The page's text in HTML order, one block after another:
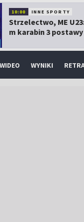
10:00 INNE SPORTY
Strzelectwo, ME
m karabin 3 postawy
WIDEO WYNIKI